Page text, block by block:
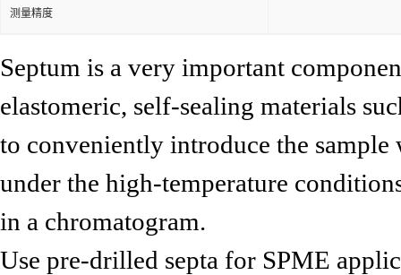
测量精度
Septum is a very important
elastomeric, self-sealing materials
to conveniently introduce the sample
under the high-temperature
in a chromatogram.
Use pre-drilled septa for SPME